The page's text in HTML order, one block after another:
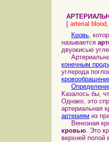
[ arterial
Кровь,
называется
двуокисью
конечным
углерода
Казалось бы,
Однако, это
артериальная
артериям из
Венозная
кровью. Это
верхней полой